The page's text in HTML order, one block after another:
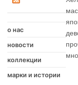
о нас
новости
коллекции
марки и истории